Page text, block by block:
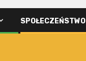
SPOŁECZEŃSTWO